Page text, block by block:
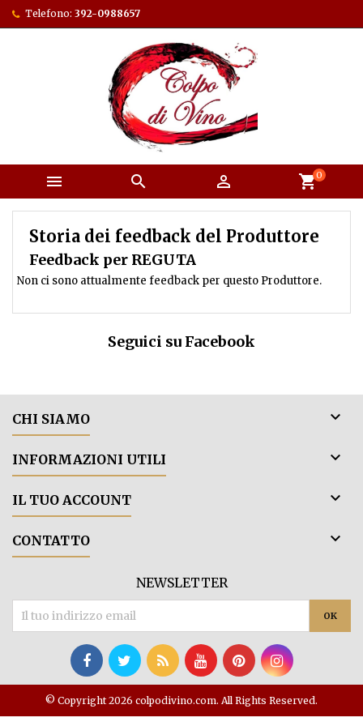
Telefono: 392-0988657
   shopping_cart0
Storia dei feedback del Produttore
Feedback per REGUTA
Non ci sono attualmente feedback per questo Produttore.
Seguici su Facebook
CHI SIAMO 
INFORMAZIONI UTILI 
IL TUO ACCOUNT 
CONTATTO 
NEWSLETTER
© Copyright 2026 colpodivino.com. All Rights Reserved.